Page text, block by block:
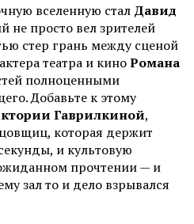
вселенную стал Давид
не просто вел зрителей
стер грань между сценой
театра и киноРомана
полноценными
Добавьте к этому
Гаврилкиной,
которая держит
и культовую
прочтении — и
зал то и дело взрывался